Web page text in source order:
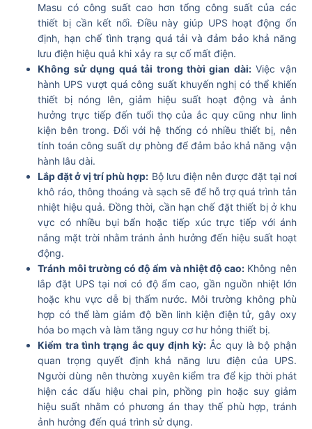
Masu có công suất cao hơn tổng công suất của các
thiết bị cần kết nối. Điều này giúp UPS hoạt động ổn
định, hạn chế tình trạng quá tải và đảm bảo khả năng
lưu điện hiệu quả khi xảy ra sự cố mất điện.
Không sử dụng quá tải trong thời gian dài:Việc vận
hành UPS vượt quá công suất khuyến nghị có thể khiến
thiết bị nóng lên, giảm hiệu suất hoạt động và ảnh
hưởng trực tiếp đến tuổi thọ của ắc quy cũng như linh
kiện bên trong. Đối với hệ thống có nhiều thiết bị, nên
tính toán công suất dự phòng để đảm bảo khả năng vận
hành lâu dài.
Lắp đặt ở vị trí phù hợp: Bộ lưu điện nên được đặt tại nơi
khô ráo, thông thoáng và sạch sẽ để hỗ trợ quá trình tản
nhiệt hiệu quả. Đồng thời, cần hạn chế đặt thiết bị ở khu
vực có nhiều bụi bẩn hoặc tiếp xúc trực tiếp với ánh
nắng mặt trời nhằm tránh ảnh hưởng đến hiệu suất hoạt
động.
Tránh môi trường có độ ẩm và nhiệt độ cao: Không nên
lắp đặt UPS tại nơi có độ ẩm cao, gần nguồn nhiệt lớn
hoặc khu vực dễ bị thấm nước. Môi trường không phù
hợp có thể làm giảm độ bền linh kiện điện tử, gây oxy
hóa bo mạch và làm tăng nguy cơ hư hỏng thiết bị.
Kiểm tra tình trạng ắc quy định kỳ:Ắc quy là bộ phận
quan trọng quyết định khả năng lưu điện của UPS.
Người dùng nên thường xuyên kiểm tra để kịp thời phát
hiện các dấu hiệu chai pin, phồng pin hoặc suy giảm
hiệu suất nhằm có phương án thay thế phù hợp, tránh
ảnh hưởng đến quá trình sử dụng.